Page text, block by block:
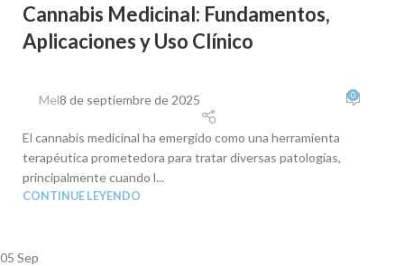
Cannabis Medicinal: Fundamentos,
Aplicaciones y Uso Clínico
Mel8 de septiembre de 2025 0
El cannabis medicinal ha emergido como una herramienta
terapéutica prometedora para tratar diversas patologías,
principalmente cuando l...
CONTINUE LEYENDO
05 Sep